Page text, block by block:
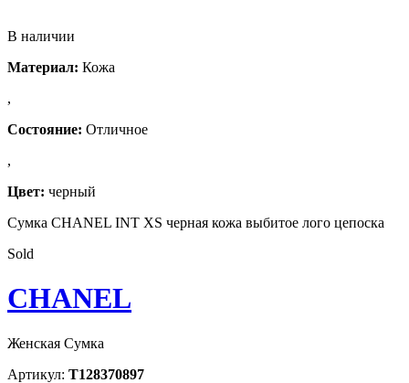
В наличии
Материал: Кожа
,
Состояние: Отличное
,
Цвет: черный
Сумка CHANEL INT XS черная кожа выбитое лого цепоска
Sold
CHANEL
Женская Сумка
Артикул: T128370897